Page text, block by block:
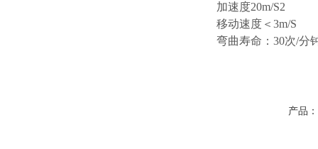
加速度20m/S2
移动速度＜ 3m/S
弯曲寿命： 30次/分
产品：